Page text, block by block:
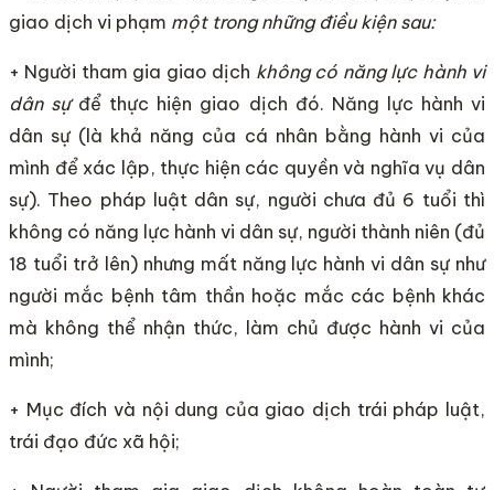
giao dịch vi phạm một trong những điều kiện sau:
+ Người tham gia giao dịch không có năng lực hành vi
dân sựđể thực hiện giao dịch đó. Năng lực hành vi
dân sự (là khả năng của cá nhân bằng hành vi của
mình để xác lập, thực hiện các quyền và nghĩa vụ dân
sự). Theo pháp luật dân sự, người chưa đủ 6 tuổi thì
không có năng lực hành vi dân sự, người thành niên (đủ
18 tuổi trở lên) nhưng mất năng lực hành vi dân sự như
người mắc bệnh tâm thần hoặc mắc các bệnh khác
mà không thể nhận thức, làm chủ được hành vi của
mình;
+ Mục đích và nội dung của giao dịch trái pháp luật,
trái đạo đức xã hội;